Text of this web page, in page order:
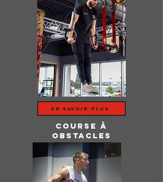
en savoir plus
course à
obstacles